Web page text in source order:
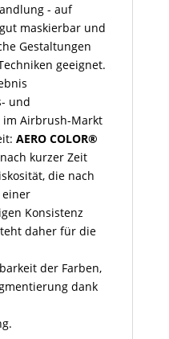
- auf
maskierbar und
Gestaltungen
geeignet.
und
im Airbrush-Markt
AERO COLOR®
kurzer Zeit
die nach
einer
Konsistenz
daher für die
der Farben,
dank